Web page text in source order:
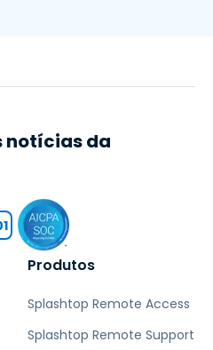
Produtos
Splashtop Remote Access
Splashtop Remote Support
notícias da